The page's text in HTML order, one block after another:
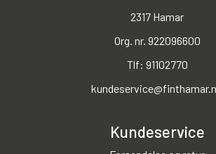
2317 Hamar
Org. nr. 922096600
Tlf: 91102770
Kundeservice